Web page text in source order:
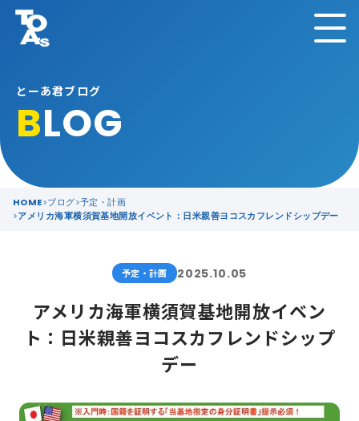
とーあ君ブログ
BLOG
HOME ブログ 予定・計画
アメリカ海軍横須賀基地開放イベント：日米親善ヨコスカフレンドシップデー
予定・計画 2025.10.05
アメリカ海軍横須賀基地開放イベン
ト：日米親善ヨコスカフレンドシップ
デー